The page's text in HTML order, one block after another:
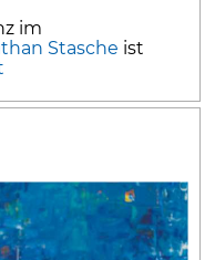
im
Stasche ist